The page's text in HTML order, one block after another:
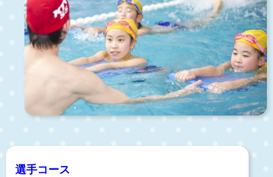
選手コース